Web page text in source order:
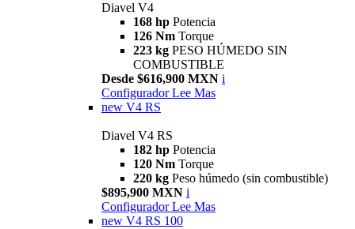
Diavel V4
168 hp Potencia
126 Nm Torque
223 kg PESO HÚMEDO SIN
COMBUSTIBLE
Desde $616,900 MXN i
Configurador Lee Mas
new V4 RS
Diavel V4 RS
182 hp Potencia
120 Nm Torque
220 kg Peso húmedo (sin combustible)
$895,900 MXN i
Configurador Lee Mas
new V4 RS 100